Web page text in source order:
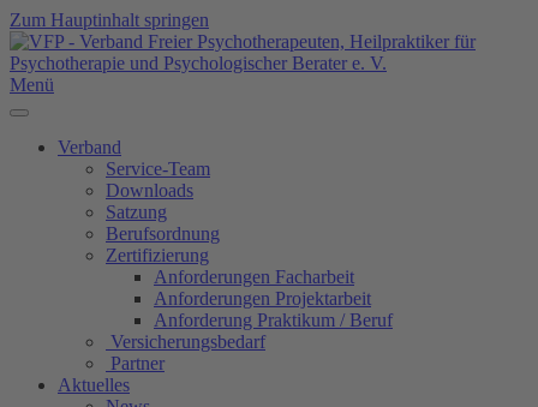
Zum Hauptinhalt springen
Menü
Verband
Service-Team
Downloads
Satzung
Berufsordnung
Zertifizierung
Anforderungen Facharbeit
Anforderungen Projektarbeit
Anforderung Praktikum / Beruf
Versicherungsbedarf
Partner
Aktuelles